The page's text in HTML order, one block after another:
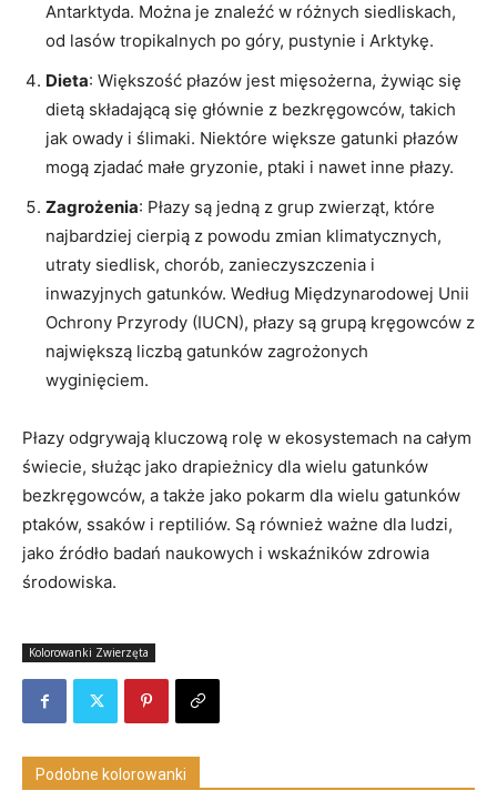
Antarktyda. Można je znaleźć w różnych siedliskach,
od lasów tropikalnych po góry, pustynie i Arktykę.
Dieta: Większość płazów jest mięsożerna, żywiąc się
dietą składającą się głównie z bezkręgowców, takich
jak owady i ślimaki. Niektóre większe gatunki płazów
mogą zjadać małe gryzonie, ptaki i nawet inne płazy.
Zagrożenia: Płazy są jedną z grup zwierząt, które
najbardziej cierpią z powodu zmian klimatycznych,
utraty siedlisk, chorób, zanieczyszczenia i
inwazyjnych gatunków. Według Międzynarodowej Unii
Ochrony Przyrody (IUCN), płazy są grupą kręgowców z
największą liczbą gatunków zagrożonych
wyginięciem.
Płazy odgrywają kluczową rolę w ekosystemach na całym
świecie, służąc jako drapieżnicy dla wielu gatunków
bezkręgowców, a także jako pokarm dla wielu gatunków
ptaków, ssaków i reptiliów. Są również ważne dla ludzi,
jako źródło badań naukowych i wskaźników zdrowia
środowiska.
Kolorowanki Zwierzęta
Podobne kolorowanki